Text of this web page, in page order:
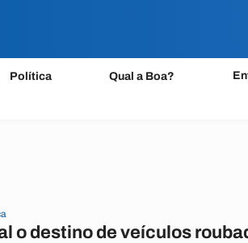
Política Qual a Boa?
o destino de veículos